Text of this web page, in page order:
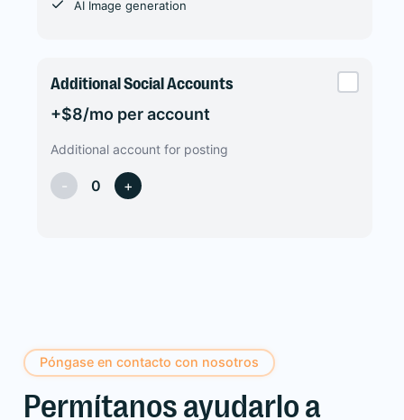
AI Image generation
Additional Social Accounts
+$8/mo per account
Additional account for posting
- 0 +
Póngase en contacto con nosotros
Permítanos ayudarlo a